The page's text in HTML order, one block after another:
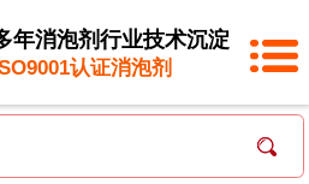
年消泡剂行业技术沉淀
认证消泡剂